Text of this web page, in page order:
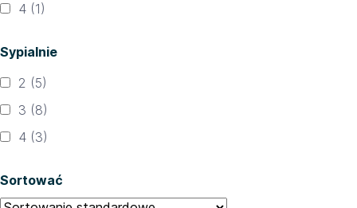
4 (1)
Sypialnie
2 (5)
3 (8)
4 (3)
Sortować